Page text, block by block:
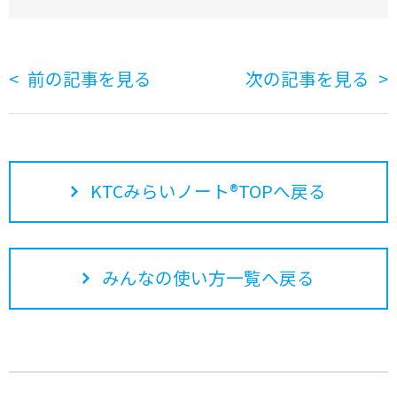
前の記事を見る 次の記事を見る
KTCみらいノート®TOPへ戻る
みんなの使い方一覧へ戻る